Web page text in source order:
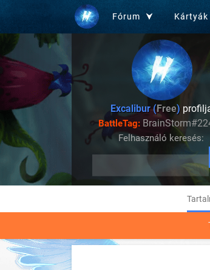
Fórum Kártyák
Excalibur (Free)
BattleTag:
Felhasználó keresés: